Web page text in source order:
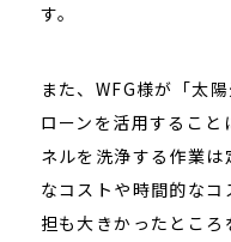
す。
また、WFG様が「太
ローンを活用すること
ネルを洗浄する作業
なコストや時間的な
担も大きかったところ